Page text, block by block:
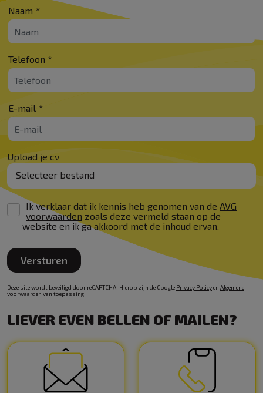
Naam *
Telefoon *
E-mail *
Upload je cv
Selecteer bestand
Ik verklaar dat ik kennis heb genomen van de AVG
voorwaarden zoals deze vermeld staan op de
website en ik ga akkoord met de inhoud ervan.
Versturen
Deze site wordt beveiligd door reCAPTCHA. Hierop zijn de Google Privacy Policyen Algemene
voorwaarden van toepassing.
LIEVER EVEN BELLEN OF MAILEN?